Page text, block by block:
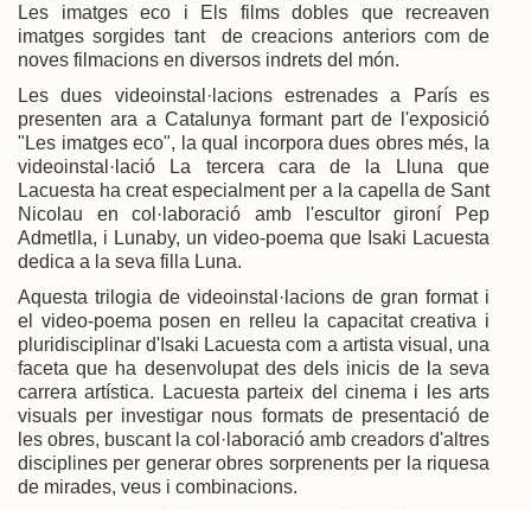
Les imatges eco i Els films dobles que recreaven
imatges sorgides tant de creacions anteriors com de
noves filmacions en diversos indrets del món.
Les dues videoinstal·lacions estrenades a París es
presenten ara a Catalunya formant part de l'exposició
"Les imatges eco", la qual incorpora dues obres més, la
videoinstal·lació La tercera cara de la Lluna que
Lacuesta ha creat especialment per a la capella de Sant
Nicolau en col·laboració amb l'escultor gironí Pep
Admetlla, i Lunaby, un video-poema que Isaki Lacuesta
dedica a la seva filla Luna.
Aquesta trilogia de videoinstal·lacions de gran format i
el video-poema posen en relleu la capacitat creativa i
pluridisciplinar d'Isaki Lacuesta com a artista visual, una
faceta que ha desenvolupat des dels inicis de la seva
carrera artística. Lacuesta parteix del cinema i les arts
visuals per investigar nous formats de presentació de
les obres, buscant la col·laboració amb creadors d'altres
disciplines per generar obres sorprenents per la riquesa
de mirades, veus i combinacions.